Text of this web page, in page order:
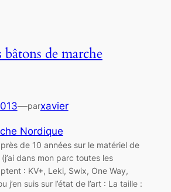
bâtons de marche
—parxavier
Nordique
de 10 années sur le matériel de
dans mon parc toutes les
: KV+, Leki, Swix, One Way,
j’en suis sur l’état de l’art : La taille :